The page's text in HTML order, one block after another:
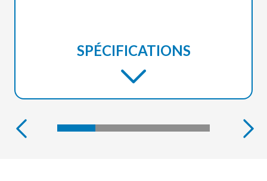
SPÉCIFICATIONS